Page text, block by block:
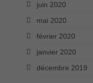
juin 2020
mai 2020
février 2020
janvier 2020
décembre 2019